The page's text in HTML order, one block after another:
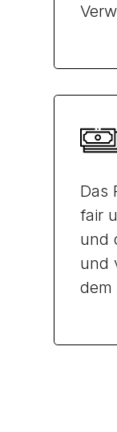
Das
fair
und
und
dem